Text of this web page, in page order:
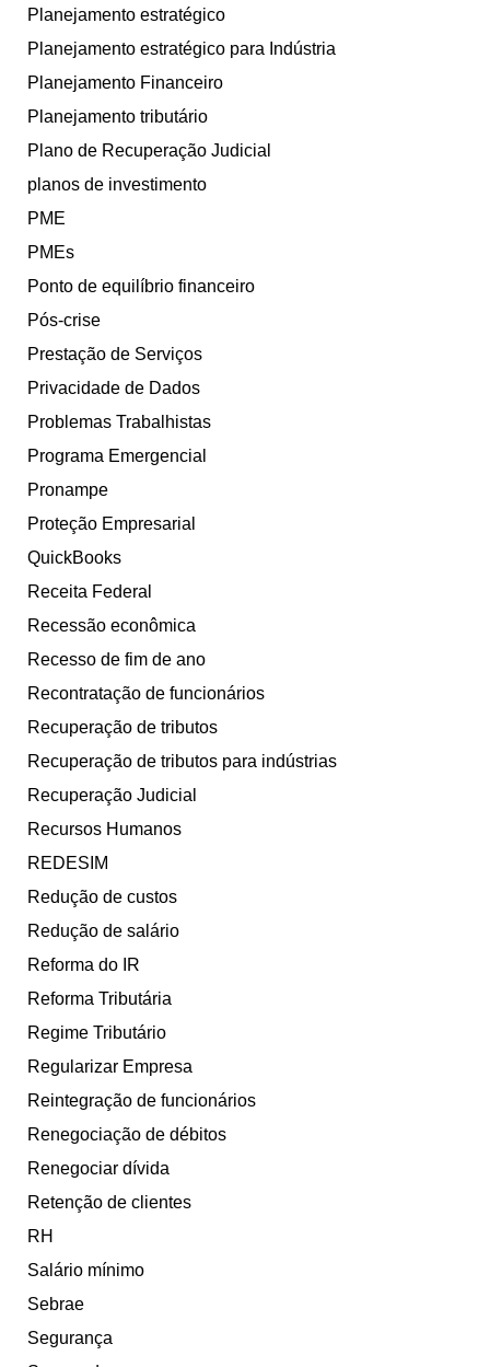
Planejamento estratégico
Planejamento estratégico para Indústria
Planejamento Financeiro
Planejamento tributário
Plano de Recuperação Judicial
planos de investimento
PME
PMEs
Ponto de equilíbrio financeiro
Pós-crise
Prestação de Serviços
Privacidade de Dados
Problemas Trabalhistas
Programa Emergencial
Pronampe
Proteção Empresarial
QuickBooks
Receita Federal
Recessão econômica
Recesso de fim de ano
Recontratação de funcionários
Recuperação de tributos
Recuperação de tributos para indústrias
Recuperação Judicial
Recursos Humanos
REDESIM
Redução de custos
Redução de salário
Reforma do IR
Reforma Tributária
Regime Tributário
Regularizar Empresa
Reintegração de funcionários
Renegociação de débitos
Renegociar dívida
Retenção de clientes
RH
Salário mínimo
Sebrae
Segurança